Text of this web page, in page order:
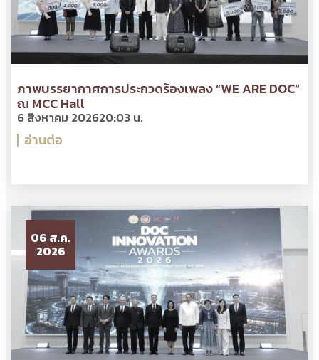
ภาพบรรยากาศการประกวดร้องเพลง “WE ARE DOC”
ณ MCC Hall
6 สิงหาคม 202620:03 น.
อ่านต่อ
06 ส.ค.
2026